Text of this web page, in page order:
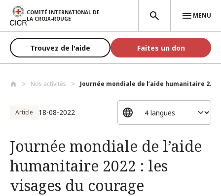
Aller au contenu principal
COMITÉ INTERNATIONAL DE
LA CROIX-ROUGE
MENU
Trouvez de l'aide Faites un don
Nos activités Journée mondiale de l’aide humanitaire 2...
Article 18-08-2022
Journée mondiale de l’aide
humanitaire 2022 : les
visages du courage